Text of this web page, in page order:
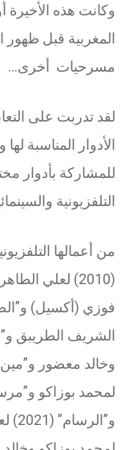
وكانت هذه
المغربية قبل ظهور
مسرحيات أخرى…
لقد تدربت على
الأدوار المناسبة
للمشاركة بأدوار
التلفزيونية
من أعمالها